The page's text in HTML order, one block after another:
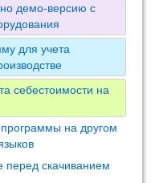
демо-версию с
для учета
себестоимости на
на другом
перед скачиванием